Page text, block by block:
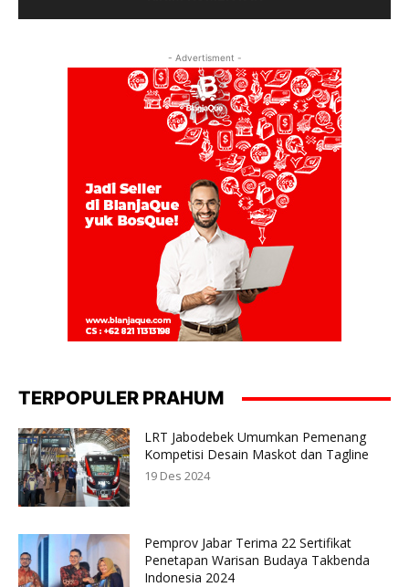
- Advertisment -
TERPOPULER PRAHUM
LRT Jabodebek Umumkan Pemenang
Kompetisi Desain Maskot dan Tagline
19 Des 2024
Pemprov Jabar Terima 22 Sertifikat
Penetapan Warisan Budaya Takbenda
Indonesia 2024